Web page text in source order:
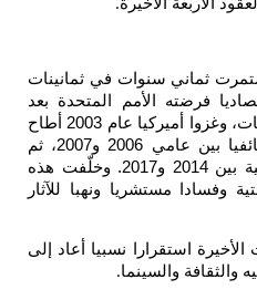
.
في ثمانينات
بعد
غزوه الكويت في مطلع التسعينات، وغزوا أميركيا عام 2003 أطاح
نظام صدام حسين، واقتتالا طائفيا بين عامي 2006 و2007، ثم
حربا ضد تنظيم الدولة الإسلامية بين 2014 و2017. وخلّفت هذه
ونهبا للآثار
أعاد إلى
.